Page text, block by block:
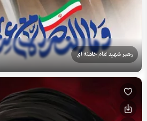
رهبر شهید امام خامنه ای